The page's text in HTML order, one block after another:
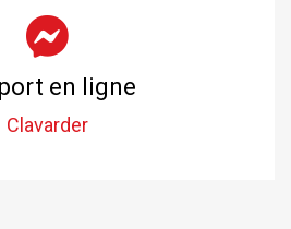
en ligne
Clavarder